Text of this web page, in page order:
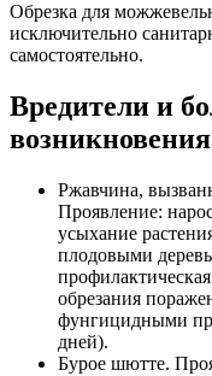
Обрезка для
исключительно
самостоятельно.
Вредители и
Ржавчина,
Проявление:
усыхание
плодовыми
обрезания
фунгицидными
дней).
Бурое шютте.